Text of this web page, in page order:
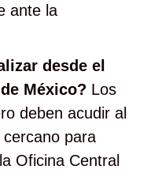
ante la
desde el
México? Los
deben acudir al
para
Oficina Central